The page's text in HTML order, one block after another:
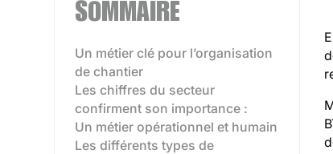
SOMMAIRE
Un métier clé pour l’organisation
de chantier
Les chiffres du secteur
confirment son importance :
Un métier opérationnel et humain
Les différents types de